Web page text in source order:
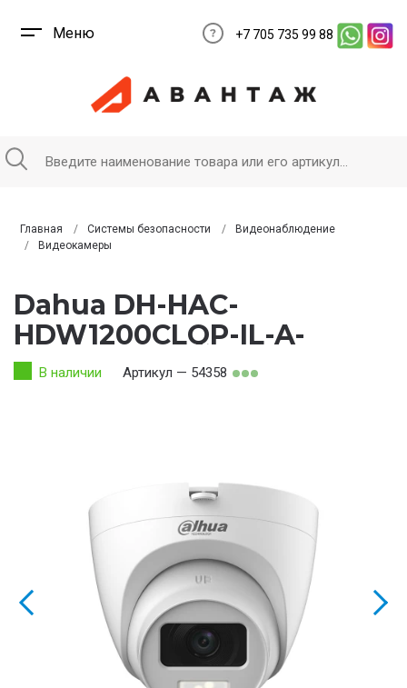
Меню +7 705 735 99 88
Главная Системы безопасности
Видеонаблюдение
Видеокамеры
Dahua DH-HAC-
HDW1200CLQP-IL-A-
0280B
В наличии Артикул — 54358